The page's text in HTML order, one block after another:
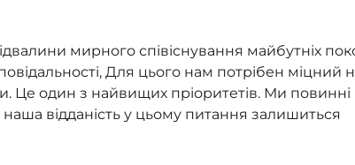
мирного співіснування майбутніх
Для цього нам потрібен міцний
Це один з найвищих пріоритетів. Ми повинні
відданість у цьому питання залишиться